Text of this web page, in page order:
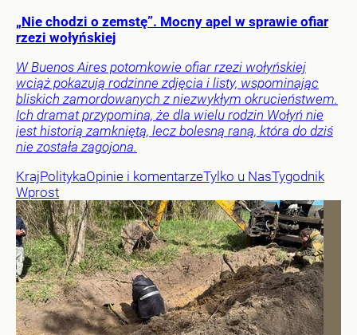
„Nie chodzi o zemstę”. Mocny apel w sprawie ofiar
rzezi wołyńskiej
W Buenos Aires potomkowie ofiar rzezi wołyńskiej
wciąż pokazują rodzinne zdjęcia i listy, wspominając
bliskich zamordowanych z niezwykłym okrucieństwem.
Ich dramat przypomina, że dla wielu rodzin Wołyń nie
jest historią zamkniętą, lecz bolesną raną, która do dziś
nie została zagojona.
KrajPolitykaOpinie i komentarzeTylko u NasTygodnik
Wprost